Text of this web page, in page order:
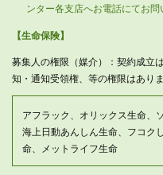
ンター各支店へお電話にてお問
【生命保険】
募集人の権限（媒介）：契約成立
知・通知受領権、等の権限はありま
アフラック、オリックス生命、
海上日動あんしん生命、フコク
命、メットライフ生命